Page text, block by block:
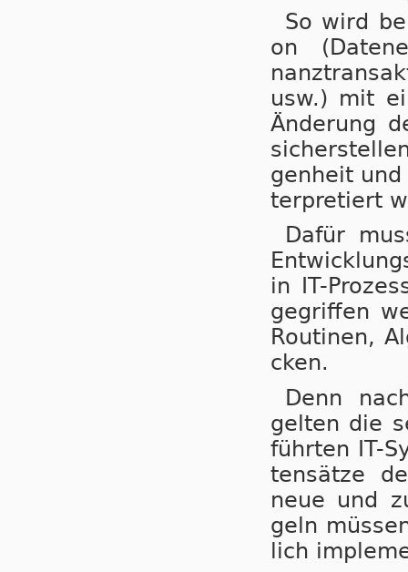
So wird
on
usw.) mit
Än­de­rung
gen­heit
ter­pre­tiert
Dafür
in IT-
ge­grif­fen
Rou­ti­nen,
cken.
Denn
gel­ten die
führ­ten IT-
ten­sät­ze
neue und
geln
lich